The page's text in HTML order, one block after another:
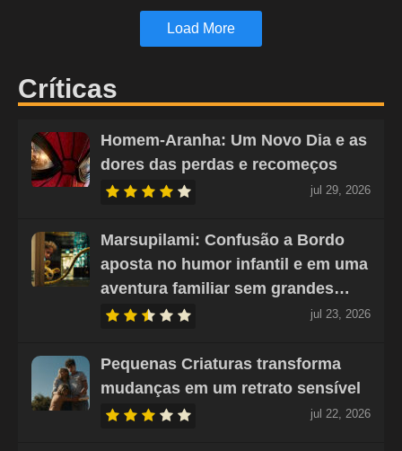
Load More
Críticas
Homem-Aranha: Um Novo Dia e as
dores das perdas e recomeços
jul 29, 2026
Marsupilami: Confusão a Bordo
aposta no humor infantil e em uma
aventura familiar sem grandes…
jul 23, 2026
Pequenas Criaturas transforma
mudanças em um retrato sensível
jul 22, 2026